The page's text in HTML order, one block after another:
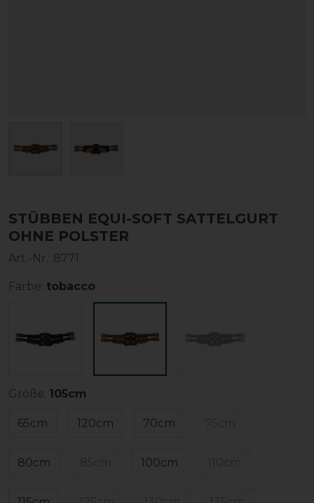
STÜBBEN EQUI-SOFT SATTELGURT
OHNE POLSTER
Art.-Nr.: 8771
Farbe: tobacco
Größe: 105cm
65cm 120cm 70cm
80cm 100cm